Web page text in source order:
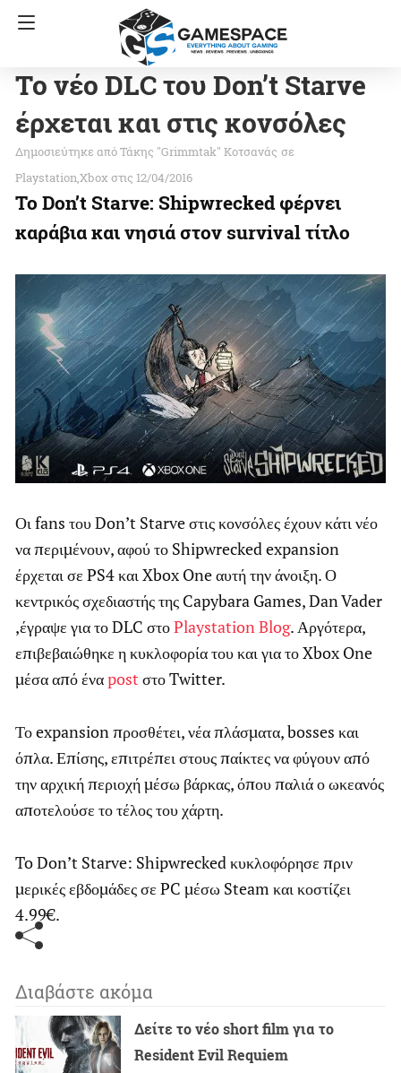
Το νέο DLC του Don’t Starve
έρχεται και στις κονσόλες
Τάκης "Grimmtak" Κοτσανάς σε
PlaystationXbox στις 12/04/2016
Το Don’t Starve: Shipwrecked φέρνει
καράβια και νησιά στον survival τίτλο
Οι fans του Don’t Starve στις κονσόλες έχουν κάτι νέο
να περιμένουν, αφού το Shipwrecked expansion
έρχεται σε PS4 και Xbox One αυτή την άνοιξη. Ο
κεντρικός σχεδιαστής της Capybara Games, Dan Vader
,έγραψε για το DLC στοPlaystation Blog. Αργότερα,
επιβεβαιώθηκε η κυκλοφορία του και για το Xbox One
μέσα από έναpost στο Twitter.
Το expansion προσθέτει, νέα πλάσματα, bosses και
όπλα. Επίσης, επιτρέπει στους παίκτες να φύγουν από
την αρχική περιοχή μέσω βάρκας, όπου παλιά ο ωκεανός
αποτελούσε το τέλος του χάρτη.
To Don’t Starve: Shipwrecked κυκλοφόρησε πριν
μερικές εβδομάδες σε PC μέσω Steam και κοστίζει
4.99€.
Διαβάστε ακόμα
Δείτε το νέο short film για το
Resident Evil Requiem